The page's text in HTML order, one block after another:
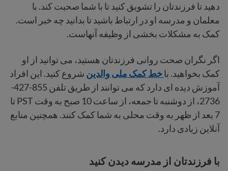
دهید تا فرزندتان را تشویق کنید تا با شما صحبت کند. با
معلمان و مدرسه او در ارتباط باشید تا بدانید چه خبر است.
کمک به مشکلات بخشی از وظیفه آنهاست.
اگر نگران صحت روانی فرزندتان هستید، می توانید از او
کمک بخواهید. باخط کمک ملی والدین شروع کنید. این افراد
آموزش دیده ای دارد که می توانند از طریق تلفن 855-427-
2736، از دوشنبه تا جمعه، از ساعت 10 صبح به وقت PST تا
7 بعد از ظهر به وقت محلی به شما کمک کنند. همچنین منابع
آنلاین زیادی دارد.
با فرزندتان از مدرسه دیدن کنید